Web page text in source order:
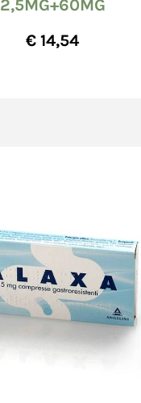
2,5MG+60MG
€ 14,54